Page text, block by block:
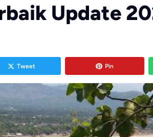
Update
Tweet Pin